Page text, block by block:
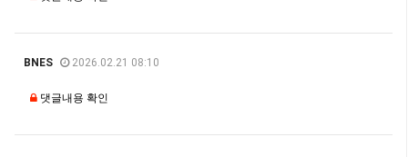
BNES 2026.02.21 08:10
댓글내용 확인